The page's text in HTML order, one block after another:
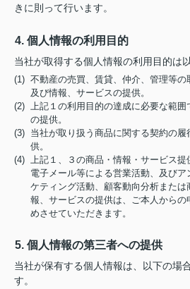
きに則って行います。
4. 個人情報の利用目的
当社が取得する個人情報の利用目的は
(1) 不動産の売買、賃貸、仲介、管理等の
及び情報、サービスの提供。
(2) 上記１の利用目的の達成に必要な範囲
の提供。
(3) 当社が取り扱う商品に関する契約の履
供。
(4) 上記１、３の商品・情報・サービス提
電子メール等による営業活動、及び
ケティング活動、顧客動向分析また
報、サービスの提供は、ご本人から
めさせていただきます。
5. 個人情報の第三者への提供
当社が保有する個人情報は、以下の場
す。